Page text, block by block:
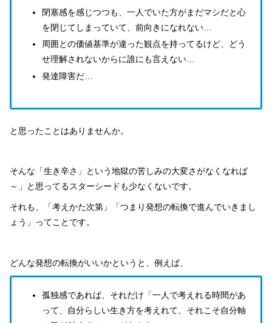
閉塞感を感じつつも、一人でいた方がまだマシだと心
を閉じてしまっていて、前向きになれない…
周囲との価値基準が違った観点を持ってるけど、どう
せ理解されないからに誰にも言えない…
発達障害だ…
と思ったことはありませんか。
そんな「生き辛さ」という地獄の苦しみの大変さがなくなれば
～」と思ってるスターシードも少なくないです。
それも、「考えかた次第」「つまり発想の転換で進んでいきまし
ょう」ってことです。
どんな発想の転換がいいかというと、例えば、
孤独感であれば、それだけ「一人で考えれる時間があ
って、自分らしい生き方を考えれて、それこそ自分軸